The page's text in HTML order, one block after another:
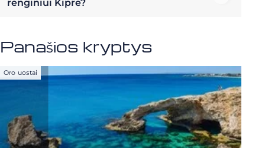
renginiui Kipre?
Panašios kryptys
Oro uostai